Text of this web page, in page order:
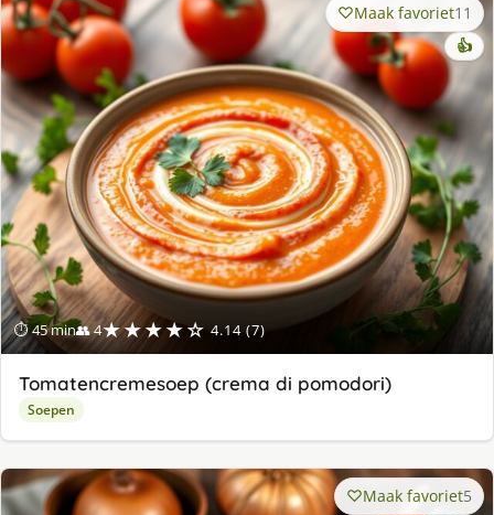
⏱ 45 min👥 4★★★★☆ 4.14 (7)
Maak favoriet11
👍
Tomatencremesoep (crema di pomodori)
Soepen
Maak favoriet5